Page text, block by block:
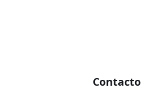
Contacto